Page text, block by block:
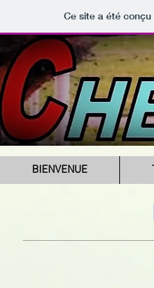
Ce site a été
BIENVENUE